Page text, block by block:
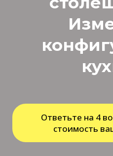
Ответьте на 4
стоимость